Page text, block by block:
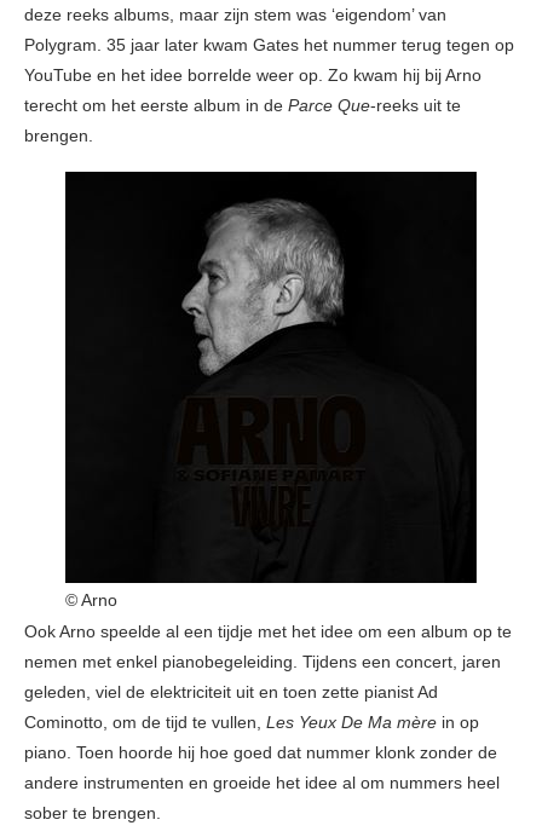
deze reeks albums, maar zijn stem was ‘eigendom’ van
Polygram. 35 jaar later kwam Gates het nummer terug tegen op
YouTube en het idee borrelde weer op. Zo kwam hij bij Arno
terecht om het eerste album in de Parce Que-reeks uit te
brengen.
© Arno
Ook Arno speelde al een tijdje met het idee om een album op te
nemen met enkel pianobegeleiding. Tijdens een concert, jaren
geleden, viel de elektriciteit uit en toen zette pianist Ad
Cominotto, om de tijd te vullen, Les Yeux De Ma mère in op
piano. Toen hoorde hij hoe goed dat nummer klonk zonder de
andere instrumenten en groeide het idee al om nummers heel
sober te brengen.